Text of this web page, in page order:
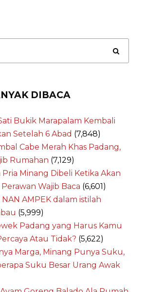
DIBACA
Bukik Marapalam Kembali
Setelah 6 Abad (7,848)
Cabe Merah Khas Padang,
Rumahan (7,129)
Minang Dibeli Ketika Akan
Wajib Baca (6,601)
AMPEK dalam istilah
(5,999)
Padang yang Harus Kamu
Atau Tidak? (5,622)
Marga, Minang Punya Suku,
Suku Besar Urang Awak